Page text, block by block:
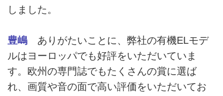
しました。
豊嶋 ありがたいことに、弊社の有機ELモデ
ルはヨーロッパでも好評をいただいていま
す。欧州の専門誌でもたくさんの賞に選ば
れ、画質や音の面で高い評価をいただいてお